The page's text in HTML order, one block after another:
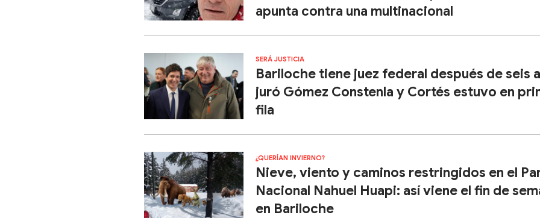
apunta contra una multinacional
SERÁ JUSTICIA
Bariloche tiene juez federal después de seis
juró Gómez Constenla y Cortés estuvo en
fila
¿QUERÍAN INVIERNO?
Nieve, viento y caminos restringidos en el
Nacional Nahuel Huapi: así viene el fin de
en Bariloche